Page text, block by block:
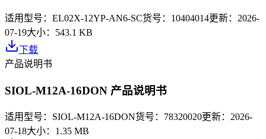
适用型号： EL02X-12YP-AN6-SC货号： 10404014更新： 2026-
07-19大小： 543.1 KB
下载
产品说明书
SIOL-M12A-16DON 产品说明书
适用型号： SIOL-M12A-16DON货号： 78320020更新： 2026-
07-18大小： 1.35 MB